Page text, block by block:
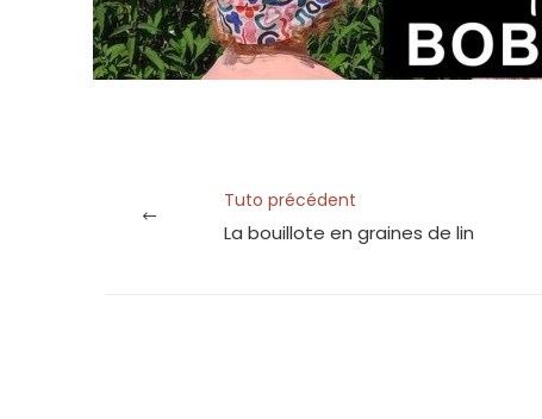
Tuto précédent
La bouillote en graines de lin